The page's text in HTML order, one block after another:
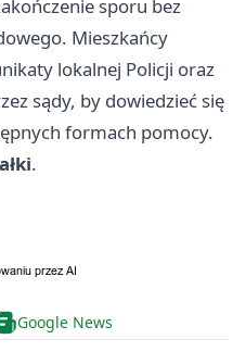
sporu bez
Mieszkańcy
lokalnej Policji oraz
sądy, by dowiedzieć się
formach pomocy.
.
Google News